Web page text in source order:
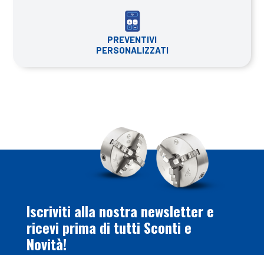
PREVENTIVI
PERSONALIZZATI
Iscriviti alla nostra newsletter e
ricevi prima di tutti Sconti e
Novità!